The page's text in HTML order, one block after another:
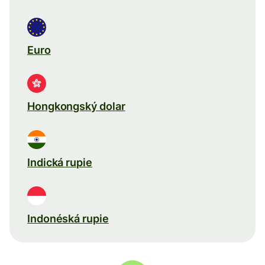
Euro
Hongkongský dolar
Indická rupie
Indonéská rupie